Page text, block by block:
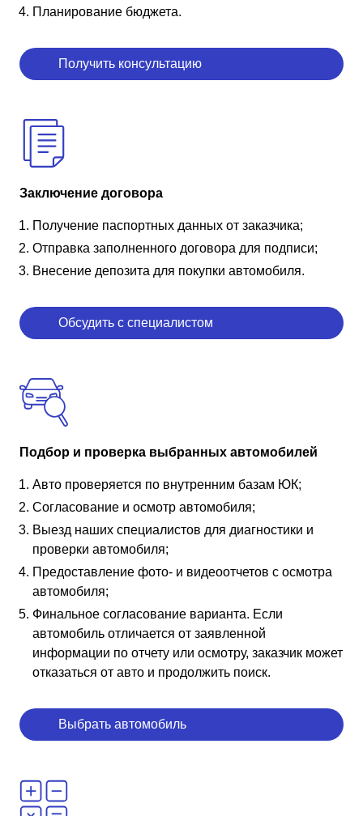
Планирование бюджета.
Получить консультацию
Заключение договора
Получение паспортных данных от заказчика;
Отправка заполненного договора для подписи;
Внесение депозита для покупки автомобиля.
Обсудить с специалистом
Подбор и проверка выбранных автомобилей
Авто проверяется по внутренним базам ЮК;
Согласование и осмотр автомобиля;
Выезд наших специалистов для диагностики и
проверки автомобиля;
Предоставление фото- и видеоотчетов с осмотра
автомобиля;
Финальное согласование варианта. Если
автомобиль отличается от заявленной
информации по отчету или осмотру, заказчик может
отказаться от авто и продолжить поиск.
Выбрать автомобиль